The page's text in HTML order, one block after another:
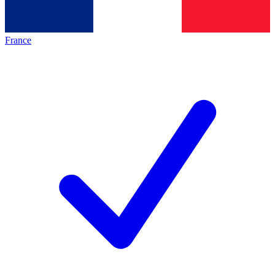
France